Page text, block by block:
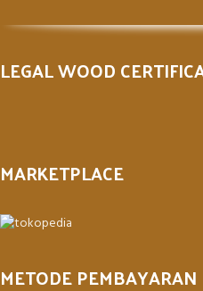
LEGAL WOOD
MARKETPLACE
METODE PEMBAYARAN